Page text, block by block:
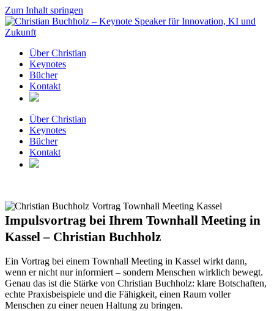
Zum Inhalt springen
Über Christian
Keynotes
Bücher
Kontakt
Über Christian
Keynotes
Bücher
Kontakt
Impulsvortrag bei Ihrem Townhall Meeting in
Kassel – Christian Buchholz
Ein Vortrag bei einem Townhall Meeting in Kassel wirkt dann,
wenn er nicht nur informiert – sondern Menschen wirklich bewegt.
Genau das ist die Stärke von Christian Buchholz: klare Botschaften,
echte Praxisbeispiele und die Fähigkeit, einen Raum voller
Menschen zu einer neuen Haltung zu bringen.